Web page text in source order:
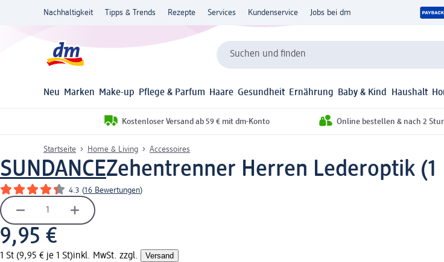
Nachhaltigkeit Tipps & Trends Rezepte Services Kundenservice Jobs bei dm
Suchen und finden
Neu Marken Make-up Pflege & Parfum Haare Gesundheit Ernährung Baby & Kind Haushalt
Kostenloser Versand ab 59 € mit dm-Konto Online bestellen & nach 2
Startseite Home & Living Accessoires
SUNDANCEZehentrenner Herren Lederoptik (1
4.3 (16 Bewertungen)
9,95 €
1 St (9,95 € je 1 St)inkl. MwSt. zzgl. Versand